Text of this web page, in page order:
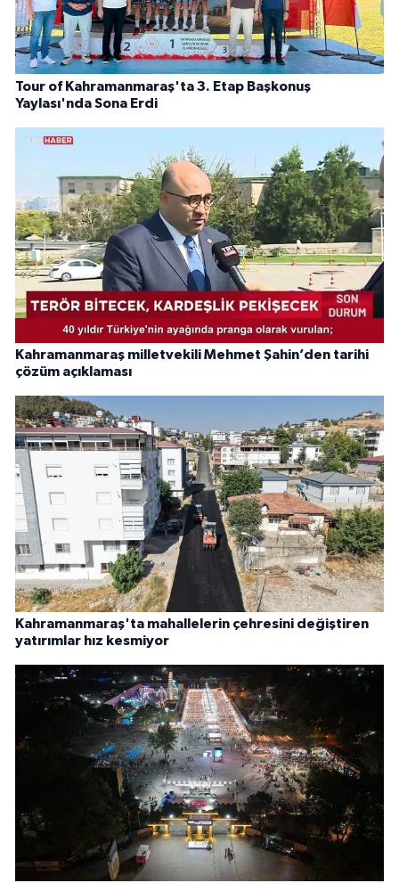
Tour of Kahramanmaraş'ta 3. Etap Başkonuş
Yaylası'nda Sona Erdi
Kahramanmaraş milletvekili Mehmet Şahin’den tarihi
çözüm açıklaması
Kahramanmaraş'ta mahallelerin çehresini değiştiren
yatırımlar hız kesmiyor